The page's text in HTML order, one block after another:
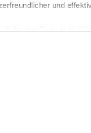
und
frei, unsere Seite mit nur
eine individuelle
von „Alle Cookies
moderne